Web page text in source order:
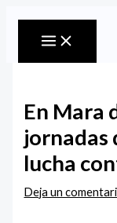
contenido
En Mara
jornadas
lucha
Deja un
aquí...
electrónico*